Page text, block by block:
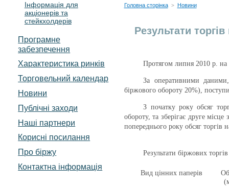
4 серпня 2026 р.
Інформація для
акціонерів та
стейкхолдерів
Програмне
забезпечення
Характеристика pинків
Торговельний календар
Новини
Публічні заходи
Наші партнери
Корисні посилання
Про біржу
Контактна інформація
Головна сторінка > Новини
Результати
Протягом липня 2010 р. на
За оперативними
біржового обороту 20%),
З початку року обсяг
обороту, та зберігає друге
попереднього року обсяг торгів
Результати біржових
Вид цінних паперів